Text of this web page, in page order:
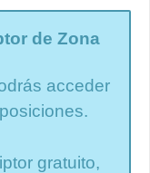
de Zona
acceder
gratuito,